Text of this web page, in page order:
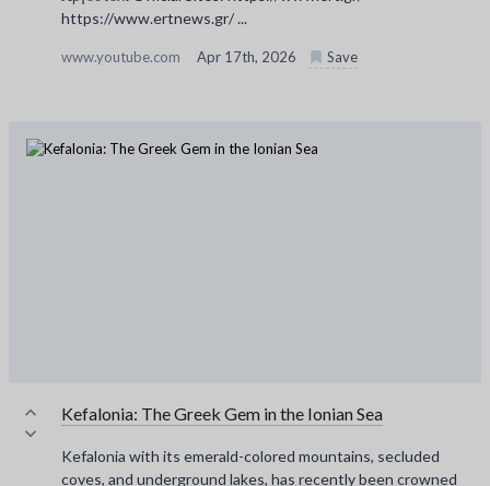
https://www.ertnews.gr/ ...
www.youtube.com Apr 17th, 2026 Save
Kefalonia: The Greek Gem in the Ionian Sea
Kefalonia with its emerald-colored mountains, secluded
coves, and underground lakes, has recently been crowned